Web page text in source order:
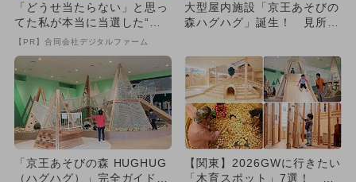
「どうせ当たらない」と思っ
てた私が本当に当選した“買
い方”がこれ
【PR】合同会社デジタルファーム
大型屋内施設「京王あそびの
森ハグハグ」誕生！ 見所＆
「京王あそびの森 HUGHUG
（ハグハグ）」完全ガイド
【関東】2026GWに行きたい
「木育スポット」7選！ 木